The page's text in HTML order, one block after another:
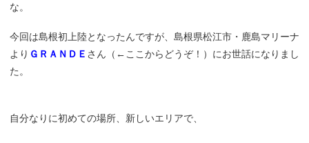
な。
今回は島根初上陸となったんですが、島根県松江市・鹿島マリーナ
より ＧＲＡＮＤＥ さん（←ここからどうぞ！）にお世話になりまし
た。
自分なりに初めての場所、新しいエリアで、